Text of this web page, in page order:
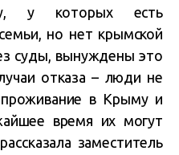
у которых есть
но нет крымской
суды, вынуждены это
отказа – люди не
проживание в Крыму и
время их могут
заместитель